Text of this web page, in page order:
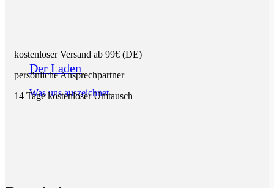
Der Laden
Was uns auszeichnet
kostenloser Versand ab 99€ (DE)
persönliche Ansprechpartner
14 Tage kostenloser Umtausch